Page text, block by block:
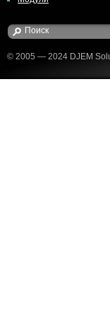
© 2005 — 2024 DJEM